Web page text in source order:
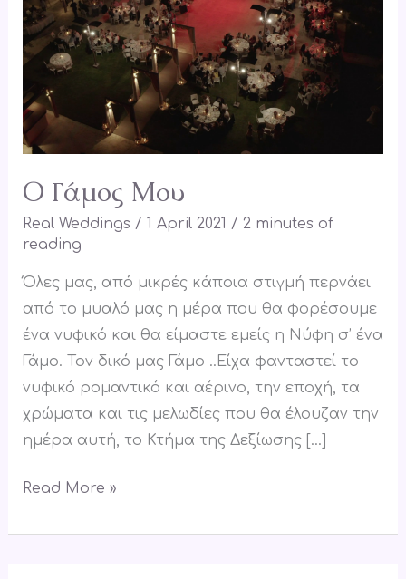
Ο Γάμος Μου
Real Weddings / 1 April 2021 / 2 minutes of
reading
Όλες μας, από μικρές κάποια στιγμή περνάει
από το μυαλό μας η μέρα που θα φορέσουμε
ένα νυφικό και θα είμαστε εμείς η Νύφη σ’ ένα
Γάμο. Τον δικό μας Γάμο ..Είχα φανταστεί το
νυφικό ρομαντικό και αέρινο, την εποχή, τα
χρώματα και τις μελωδίες που θα έλουζαν την
ημέρα αυτή, το Κτήμα της Δεξίωσης […]
Μου
Read More »